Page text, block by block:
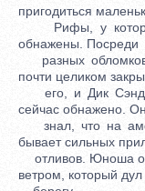
пригодиться
Рифы, у которых
обнажены. Посреди
разных обломков
почти целиком
его, и Дик Сэнд
сейчас обнажено. Он
знал, что на
бывает сильных
отливов. Юноша
ветром, который дул